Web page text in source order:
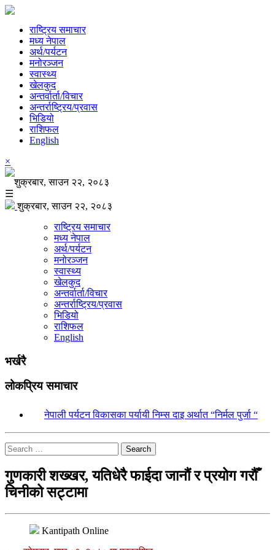
राष्ट्रिय समाचार
मध्य नेपाल
अर्थ/पर्यटन
मनोरञ्जन
स्वास्थ्य
खेलकुद
अन्तर्वार्ता/विचार
अन्तर्राष्ट्रिय/प्रवास
भिडियो
राशिफल
English
×
शुक्रबार, साउन २२, २०८३
☰
शुक्रबार, साउन २२, २०८३
राष्ट्रिय समाचार
मध्य नेपाल
अर्थ/पर्यटन
मनोरञ्जन
स्वास्थ्य
खेलकुद
अन्तर्वार्ता/विचार
अन्तर्राष्ट्रिय/प्रवास
भिडियो
राशिफल
English
भर्खरै
लोकप्रिय समाचार
नेपाली पर्यटन विकासका पर्यायी निम्स दाइ अर्थात “निर्मल पुर्जा “
Search
गुणकारी शख्खर, यतिधेरै फाईदा जानौं र प्रयोग गरौँ
चिनीको सट्टामा
Kantipath Online